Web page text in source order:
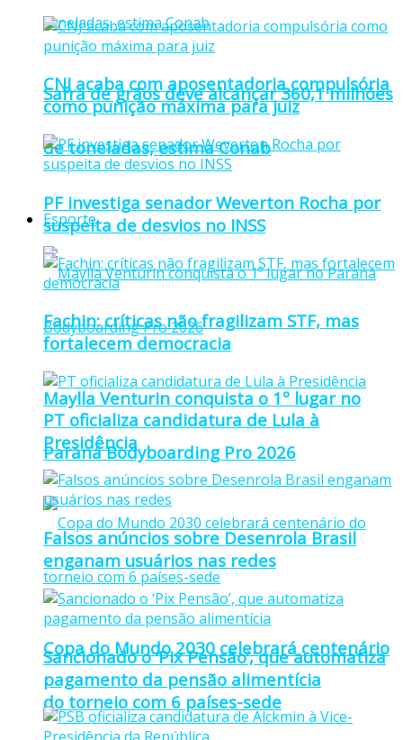
Safra de grãos deve alcançar 360,1 milhões
de toneladas, estima Conab
Esporte
Maylla Venturin conquista o 1º lugar no
Paraná Bodyboarding Pro 2026
Copa do Mundo 2030 celebrará centenário
do torneio com 6 países-sede
CNJ acaba com aposentadoria compulsória
como punição máxima para juiz
PF investiga senador Weverton Rocha por
suspeita de desvios no INSS
Fachin: críticas não fragilizam STF, mas
fortalecem democracia
PT oficializa candidatura de Lula à
Presidência
Falsos anúncios sobre Desenrola Brasil
enganam usuários nas redes
Sancionado o ‘Pix Pensão’, que automatiza
pagamento da pensão alimentícia